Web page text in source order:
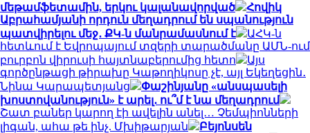
մեթամֆետամին, երկու կալանավորված
Հովիկ
Աբրահամյանի որդուն մեղադրում են սպանություն
պատվիրելու մեջ․ ՔԿ-ն մանրամասնում է
ԱՀԿ-ն
հետևում է Եվրոպայում տզերի տարածմանը ԱՄՆ-ում
բուրբոն վիրուսի հայտնաբերումից հետո
Այս
գործընթացի թիրախը Կաթողիկոսը չէ, այլ Եկեղեցին․
Նինա Կարապետյանց
Փաշինյանը «անսպասելի
խոստովանություն» է արել․ ու՞մ է նա մեղադրում
Շատ բաներ կարող էի ավելին անել… Չեմպիոնների
լիգան, ահա թե ինչ. Մխիթարյան
Բեյոնսեն